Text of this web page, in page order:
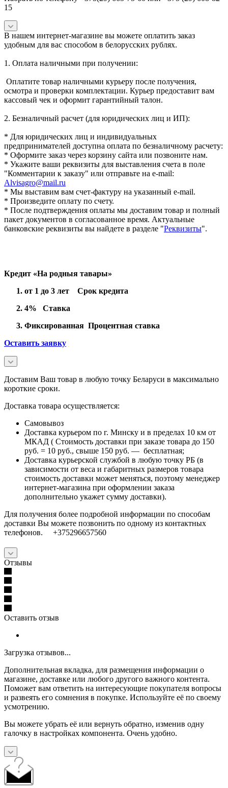
15
В нашем интернет-магазине вы можете оплатить заказ
удобным для вас способом в белорусских рублях.
1. Оплата наличными при получении:
Оплатите товар наличными курьеру после получения,
осмотра и проверки комплектации. Курьер предоставит вам
кассовый чек и оформит гарантийный талон.
2. Безналичный расчет (для юридических лиц и ИП):
* Для юридических лиц и индивидуальных
предпринимателей доступна оплата по безналичному расчету:
* Оформите заказ через корзину сайта или позвоните нам.
* Укажите ваши реквизиты для выставления счета в поле
"Комментарии к заказу" или отправьте на e-mail:
Alvisagro@mail.ru
* Мы выставим вам счет-фактуру на указанный e-mail.
* Произведите оплату по счету.
* После подтверждения оплаты мы доставим товар и полный
пакет документов в согласованное время. Актуальные
банковские реквизиты вы найдете в разделе "Реквизиты".
Кредит «На родныя тавары»
от 1 до 3 лет Срок кредита
4% Ставка
Фиксированная Процентная ставка
Оставить заявку
Доставим Ваш товар в любую точку Беларуси в максимально
короткие сроки.
Доставка товара осуществляется:
Самовывоз
Доставка курьером по г. Минску и в пределах 10 км от
МКАД ( Стоимость доставки при заказе товара до 150
руб. = 10 руб., свыше 150 руб. — бесплатная;
Доставка курьерской службой в любую точку РБ (в
зависимости от веса и габаритных размеров товара
стоимость доставки может меняться, поэтому менеджер
интернет-магазина при оформлении заказа
дополнительно укажет сумму доставки).
Для получения более подробной информации по способам
доставки Вы можете позвонить по одному из контактных
телефонов. +375296657560
Отзывы
Оставить отзыв
Загрузка отзывов...
Дополнительная вкладка, для размещения информации о
магазине, доставке или любого другого важного контента.
Поможет вам ответить на интересующие покупателя вопросы
и развеять его сомнения в покупке. Используйте её по своему
усмотрению.
Вы можете убрать её или вернуть обратно, изменив одну
галочку в настройках компонента. Очень удобно.